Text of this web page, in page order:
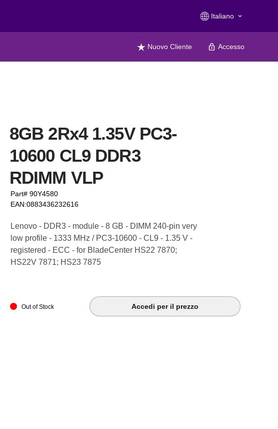
Italiano keyboard_arrow_down
Nuovo Cliente Accesso
8GB 2Rx4 1.35V PC3-
10600 CL9 DDR3
RDIMM VLP
Part# 90Y4580
EAN:0883436232616
Lenovo - DDR3 - module - 8 GB - DIMM 240-pin very
low profile - 1333 MHz / PC3-10600 - CL9 - 1.35 V -
registered - ECC - for BladeCenter HS22 7870;
HS22V 7871; HS23 7875
Out of Stock Accedi per il prezzo